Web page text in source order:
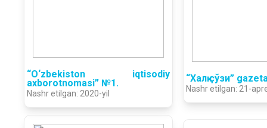
“O‘zbekiston iqtisodiy
axborotnomasi” №1.
Nashr etilgan: 2020-yil
“Халқ сўзи”
Nashr etilgan: 21-